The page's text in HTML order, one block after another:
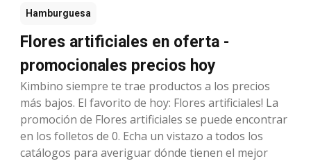
Hamburguesa
Flores artificiales en oferta -
promocionales precios hoy
Kimbino siempre te trae productos a los precios
más bajos. El favorito de hoy: Flores artificiales! La
promoción de Flores artificiales se puede encontrar
en los folletos de 0. Echa un vistazo a todos los
catálogos para averiguar dónde tienen el mejor